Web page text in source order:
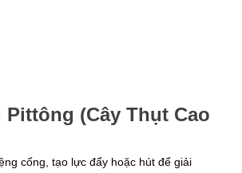
(Cây Thụt Cao
cống, tạo lực đẩy hoặc hút để giải